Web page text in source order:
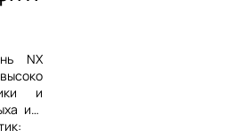
NX
и
из-